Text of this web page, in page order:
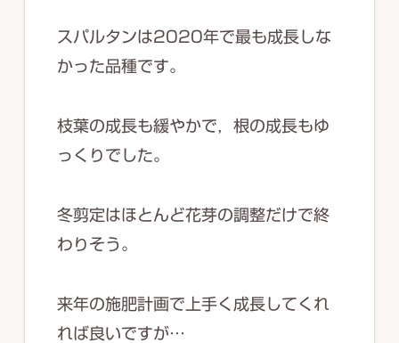
スパルタンは2020年で最も成長しな
かった品種です。
枝葉の成長も緩やかで，根の成長もゆ
っくりでした。
冬剪定はほとんど花芽の調整だけで終
わりそう。
来年の施肥計画で上手く成長してくれ
れば良いですが…